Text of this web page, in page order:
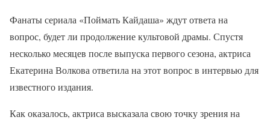
Фанаты сериала «Поймать Кайдаша» ждут ответа на
вопрос, будет ли продолжение культовой драмы. Спустя
несколько месяцев после выпуска первого сезона, актриса
Екатерина Волкова ответила на этот вопрос в интервью для
известного издания.
Как оказалось, актриса высказала свою точку зрения на